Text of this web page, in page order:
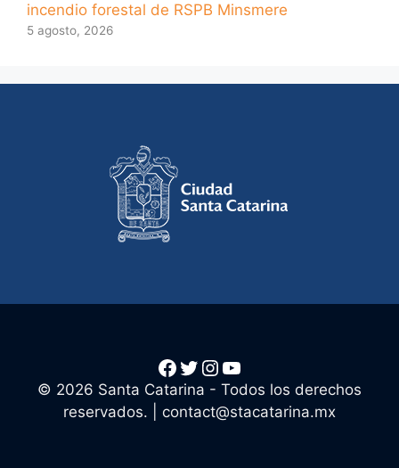
incendio forestal de RSPB Minsmere
5 agosto, 2026
© 2026 Santa Catarina - Todos los derechos
reservados. | contact@stacatarina.mx
Facebook
Twitter
Instagram
YouTube